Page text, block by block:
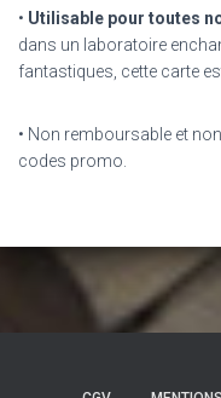
• Utilisable pour toutes
dans un laboratoire
fantastiques, cette carte
• Non remboursable et
codes promo.